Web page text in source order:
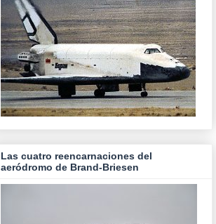
Las cuatro reencarnaciones del
aeródromo de Brand-Briesen